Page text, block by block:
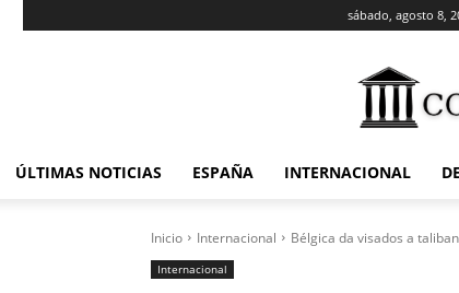
sábado, agosto 8,
ÚLTIMAS NOTICIAS ESPAÑA INTERNACIONAL
Inicio Internacional Bélgica da visados a
Internacional